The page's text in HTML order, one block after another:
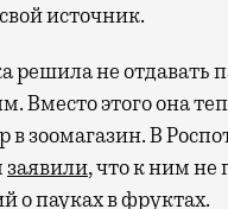
источник.
решила не отдавать
Вместо этого она
в зоомагазин. В
заявили, что к ним не
о пауках в фруктах.